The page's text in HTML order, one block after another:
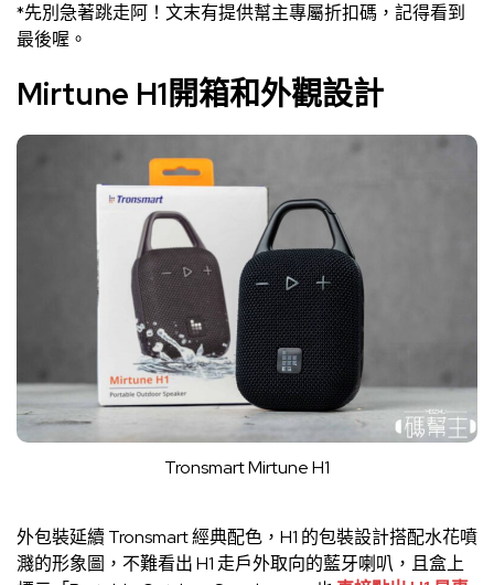
*先別急著跳走阿！文末有提供幫主專屬折扣碼，記得看到
最後喔。
Mirtune H1開箱和外觀設計
Tronsmart Mirtune H1
外包裝延續 Tronsmart 經典配色，H1 的包裝設計搭配水花噴
濺的形象圖，不難看出 H1 走戶外取向的藍牙喇叭，且盒上